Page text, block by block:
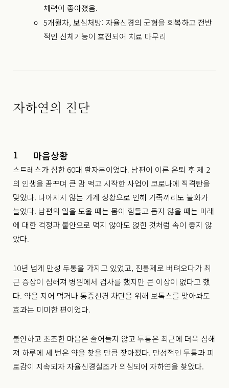
체력이 좋아졌음.
5개월차, 보심처방: 자율신경의 균형을 회복하고 전반
적인 신체기능이 호전되어 치료 마무리
자하연의 진단
1 마음상황
스트레스가 심한 60대 환자분이었다. 남편이 이른 은퇴 후 제 2
의 인생을 꿈꾸며 큰 맘 먹고 시작한 사업이 코로나에 직격탄을
맞았다. 나아지지 않는 가계 상황으로 인해 가족끼리도 불화가
늘었다. 남편의 일을 도울 때는 몸이 힘들고 돕지 않을 때는 미래
에 대한 걱정과 불안으로 먹지 않아도 얹힌 것처럼 속이 좋지 않
았다.
10년 넘게 만성 두통을 가지고 있었고, 진통제로 버텨오다가 최
근 증상이 심해져 병원에서 검사를 했지만 큰 이상이 없다고 했
다. 약을 지어 먹거나 통증신경 차단을 위해 보톡스를 맞아봐도
효과는 미미한 편이었다.
불안하고 초조한 마음은 줄어들지 않고 두통은 최근에 더욱 심해
져 하루에 세 번은 약을 찾을 만큼 잦아졌다. 만성적인 두통과 피
로감이 지속되자 자율신경실조가 의심되어 자하연을 찾았다.